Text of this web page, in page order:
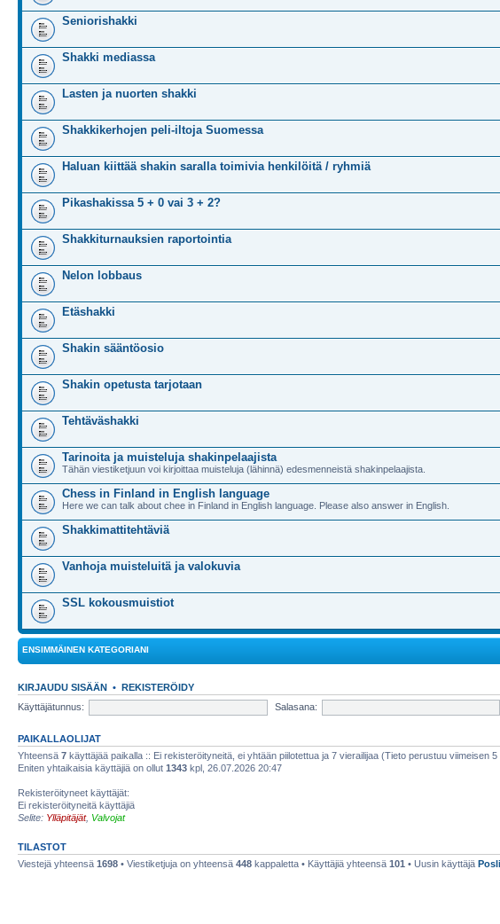
Seniorishakki
Shakki mediassa
Lasten ja nuorten shakki
Shakkikerhojen peli-iltoja Suomessa
Haluan kiittää shakin saralla toimivia henkilöitä / ryhmiä
Pikashakissa 5 + 0 vai 3 + 2?
Shakkiturnauksien raportointia
Nelon lobbaus
Etäshakki
Shakin sääntöosio
Shakin opetusta tarjotaan
Tehtäväshakki
Tarinoita ja muisteluja shakinpelaajista
Tähän viestiketjuun voi kirjoittaa muisteluja (lähinnä) edesmenneistä shakinpelaajista.
Chess in Finland in English language
Here we can talk about chee in Finland in English language. Please also answer in English.
Shakkimattitehtäviä
Vanhoja muisteluitä ja valokuvia
SSL kokousmuistiot
ENSIMMÄINEN KATEGORIANI
KIRJAUDU SISÄÄN • REKISTERÖIDY
Käyttäjätunnus:
Salasana:
PAIKALLAOLIJAT
Yhteensä 7 käyttäjää paikalla :: Ei rekisteröityneitä, ei yhtään piilotettua ja 7 vierailijaa (Tieto perustuu viimeisen
Eniten yhtaikaisia käyttäjiä on ollut 1343 kpl, 26.07.2026 20:47
Rekisteröityneet käyttäjät:
Ei rekisteröityneitä käyttäjiä
Selite: Ylläpitäjät, Valvojat
TILASTOT
Viestejä yhteensä 1698 • Viestiketjuja on yhteensä 448 kappaletta • Käyttäjiä yhteensä 101 • Uusin käyttäjä